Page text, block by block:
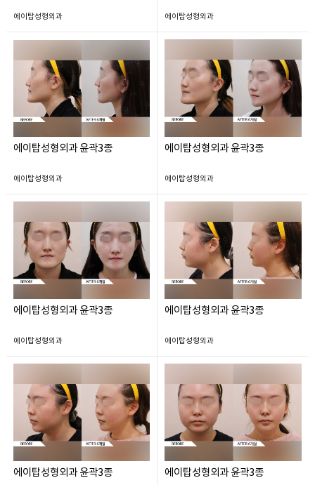
에이탑성형외과 에이탑성형외과
에이탑성형외과 윤곽3종
에이탑성형외과
에이탑성형외과 윤곽3종
에이탑성형외과
에이탑성형외과 윤곽3종
에이탑성형외과
에이탑성형외과 윤곽3종
에이탑성형외과
에이탑성형외과 윤곽3종 에이탑성형외과 윤곽3종